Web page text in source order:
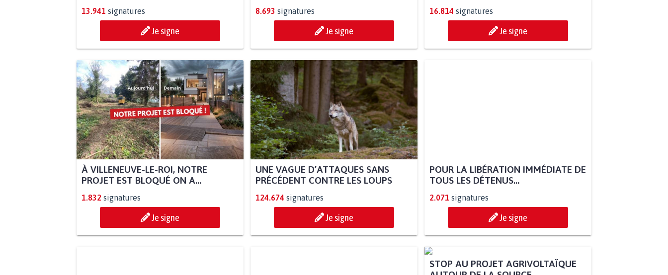
13.941 signatures
Je signe
8.693 signatures
Je signe
16.814 signatures
Je signe
À VILLENEUVE-LE-ROI, NOTRE
PROJET EST BLOQUÉ ON A...
1.832 signatures
Je signe
UNE VAGUE D’ATTAQUES SANS
PRÉCÉDENT CONTRE LES LOUPS
124.674 signatures
Je signe
POUR LA LIBÉRATION IMMÉDIATE DE
TOUS LES DÉTENUS...
2.071 signatures
Je signe